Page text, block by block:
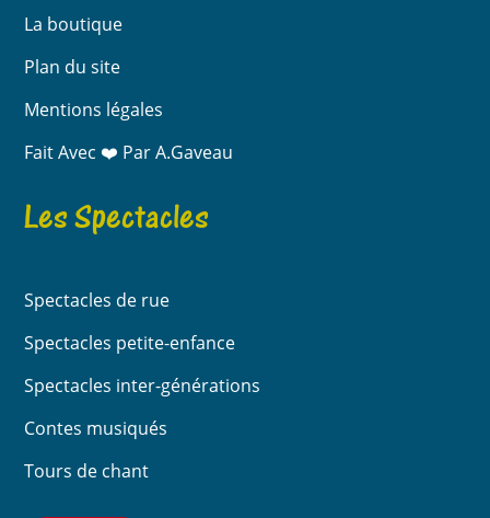
La boutique
Plan du site
Mentions légales
Fait Avec ❤️ Par A.Gaveau
Les Spectacles
Spectacles de rue
Spectacles petite-enfance
Spectacles inter-générations
Contes musiqués
Tours de chant